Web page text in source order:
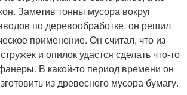
Заметив тонны мусора вокруг
по деревообработке, он решил
применение. Он считал, что из
и опилок удастся сделать что-то
В какой-то период времени он
из древесного мусора бумагу.